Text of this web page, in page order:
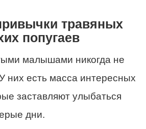
травяных
попугаев
малышами никогда не
них есть масса интересных
заставляют улыбаться
дни.